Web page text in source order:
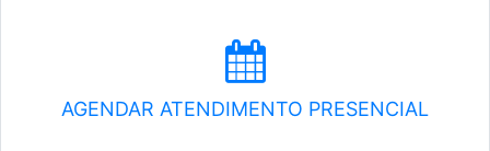
AGENDAR ATENDIMENTO PRESENCIAL